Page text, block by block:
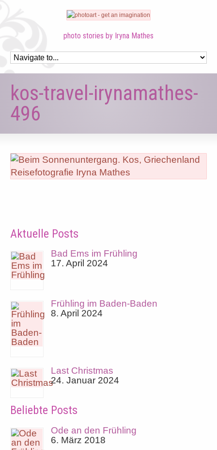
photo stories by Iryna Mathes
kos-travel-irynamathes-
496
Aktuelle Posts
Bad Ems im Frühling
17. April 2024
Frühling im Baden-Baden
8. April 2024
Last Christmas
24. Januar 2024
Beliebte Posts
Ode an den Frühling
6. März 2018